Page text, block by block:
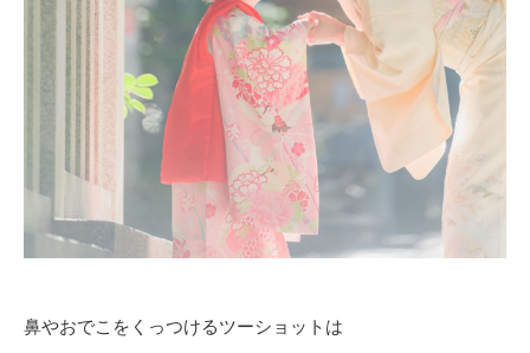
鼻やおでこをくっつけるツーショットは